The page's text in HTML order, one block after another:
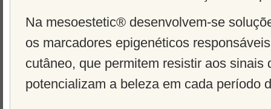
Na mesoestetic® desenvolvem-se
os marcadores epigenéticos
cutâneo, que permitem resistir aos sinais
potencializam a beleza em cada período